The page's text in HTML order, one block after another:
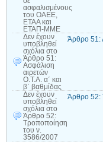
ασφαλισμένους
του ΟΑΕΕ,
ΕΤΑΑ και
ΕΤΑΠ-ΜΜΕ
Δεν έχουν
υποβληθεί
σχόλια στο
Άρθρο 51:
Ασφάλιση
αιρετών
Ο.Τ.Α. α΄ και
β΄ βαθμίδας
Άρθρο 51:
Δεν έχουν
υποβληθεί
σχόλια στο
Άρθρο 52:
Τροποποίηση
του ν.
3586/2007
Άρθρο 52: